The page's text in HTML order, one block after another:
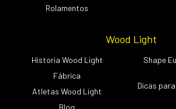
Rolamentos
Wood Light
Historia Wood Light
Fábrica
Atletas Wood Light
Blog
Shape
Dicas